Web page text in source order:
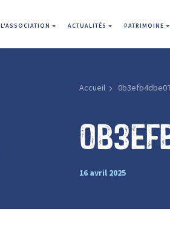
L'ASSOCIATION ACTUALITÉS PATRIMOINE
Accueil
16 avril 2025